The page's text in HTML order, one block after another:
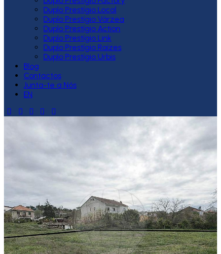
Duplo Prestígio Local
Duplo Prestígio Várzea
Duplo Prestígio Action
Duplo Prestígio Link
Duplo Prestígio Raízes
Duplo Prestígio Urbis
Blog
Contactos
Junta-te a Nós
EN